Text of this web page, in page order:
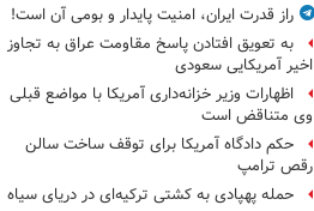
راز قدرت ایران، امنیت پایدار و بومی آن است!
به تعویق افتادن پاسخ مقاومت عراق به تجاوز
اخیر آمریکایی سعودی
اظهارات وزیر خزانه‌داری آمریکا با مواضع قبلی
وی متناقض است
حکم دادگاه آمریکا برای توقف ساخت سالن
رقص ترامپ
حمله پهپادی به کشتی ترکیه‌ای در دریای سیاه